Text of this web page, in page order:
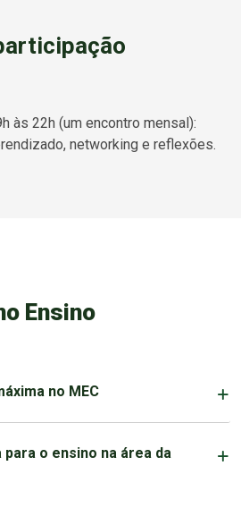
às 22h (um encontro mensal):
networking e reflexões.
Ensino
no MEC
o ensino na área da